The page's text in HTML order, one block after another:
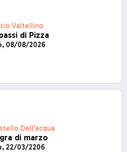
Valtellino
di Pizza
08/08/2026
Dell'acqua
di marzo
22/03/2206